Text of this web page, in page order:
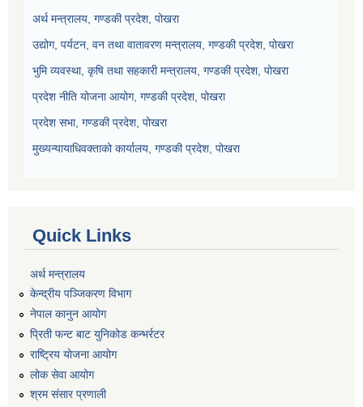
अर्थ मन्त्रालय, गण्डकी प्रदेश, पोखरा
उद्योग, पर्यटन, वन तथा वातावरण मन्त्रालय, गण्डकी प्रदेश, पोखरा
भुमि व्यवस्था, कृषि तथा सहकारी मन्त्रालय, गण्डकी प्रदेश, पोखरा
प्रदेश नीति योजना आयोग, गण्डकी प्रदेश, पोखरा
प्रदेश सभा, गण्डकी प्रदेश, पोखरा
मुख्यन्यायाधिवक्ताको कार्यालय, गण्डकी प्रदेश, पोखरा
Quick Links
अर्थ मन्त्रालय
केन्द्रीय पञ्जिकरण विभाग
नेपाल कानुन आयोग
प्रिती फन्ट बाट युनिकोड कन्भर्रटर
राष्ट्रिय योजना आयोग
लोक सेवा आयोग
श्रम संसार प्रणाली